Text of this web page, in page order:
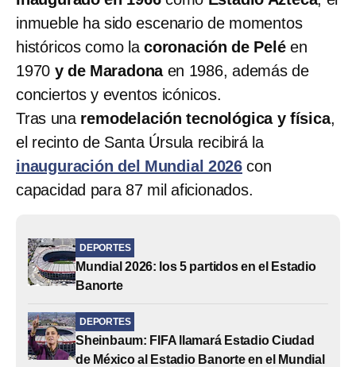
inmueble ha sido escenario de momentos
históricos como la coronación de Peléen
1970 y de Maradonaen 1986, además de
conciertos y eventos icónicos.
Tras una remodelación tecnológica y física,
el recinto de Santa Úrsula recibirá la
inauguración del Mundial 2026 con
capacidad para 87 mil aficionados.
DEPORTES
Mundial 2026: los 5 partidos en el Estadio
Banorte
DEPORTES
Sheinbaum: FIFA llamará Estadio Ciudad
de México al Estadio Banorte en el Mundial